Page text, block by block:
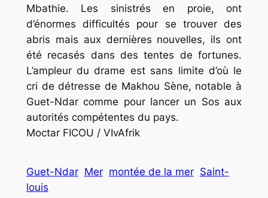
Mbathie. Les sinistrés en proie, ont
d’énormes difficultés pour se trouver des
abris mais aux dernières nouvelles, ils ont
été recasés dans des tentes de fortunes.
L’ampleur du drame est sans limite d’où le
cri de détresse de Makhou Sène, notable à
Guet-Ndar comme pour lancer un Sos aux
autorités compétentes du pays.
Moctar FICOU / VIvAfrik
Guet-Ndar Mer montée de la mer Saint-
louis